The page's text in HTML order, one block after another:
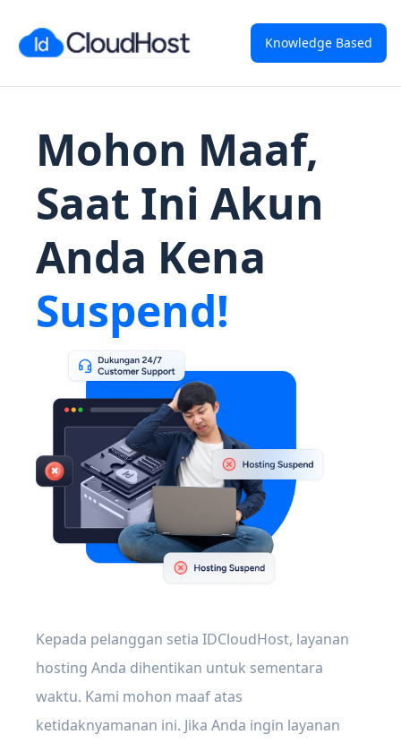
Knowledge Based
Mohon Maaf,
Saat Ini Akun
Anda Kena
Suspend!
Kepada pelanggan setia IDCloudHost, layanan
hosting Anda dihentikan untuk sementara
waktu. Kami mohon maaf atas
ketidaknyamanan ini. Jika Anda ingin layanan